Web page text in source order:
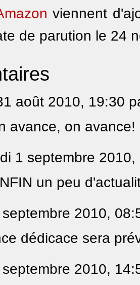
viennent
de parution le 24
août 2010, 19:30
avance, on avance!
1 septembre
un peu
2010,
dédicace sera
2010,